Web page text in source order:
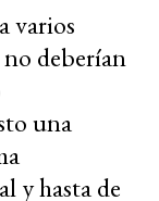
varios
deberían
una
y hasta de